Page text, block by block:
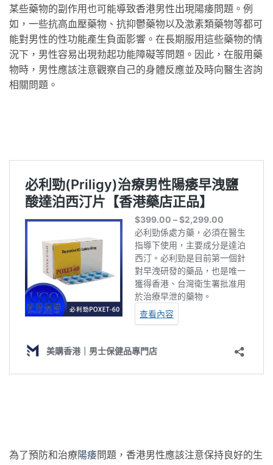
某些藥物的副作用也可能導致香港男性出現陽痿問題。例
如，一些抗高血壓藥物、抗抑鬱藥物以及激素類藥物等都可
能對男性的性功能產生負面影響。在長期服用這些藥物的情
況下，男性容易出現勃起功能障礙等問題。因此，在服用藥
物時，男性應該注意觀察自己的身體反應並及時向醫生咨詢
相關問題。
為了預防和治療陽痿問題，香港男性應該注意保持良好的生